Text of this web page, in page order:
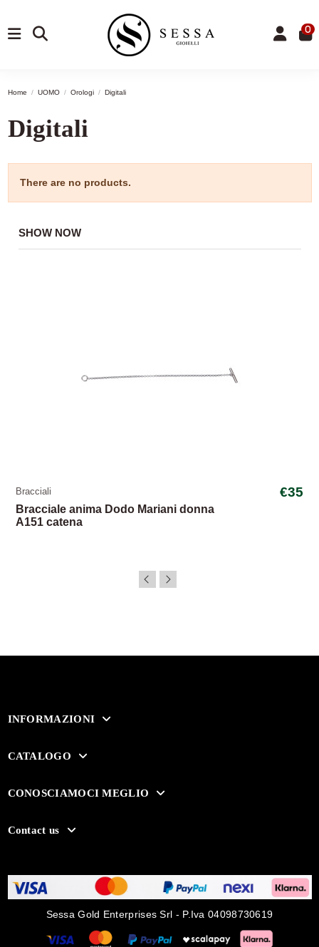
0
Home UOMO Orologi Digitali
Digitali
There are no products.
SHOW NOW
Bracciali €35
Bracciale anima Dodo Mariani donna
A151 catena
INFORMAZIONI
CATALOGO
CONOSCIAMOCI MEGLIO
Contact us
Sessa Gold Enterprises Srl - P.Iva 04098730619